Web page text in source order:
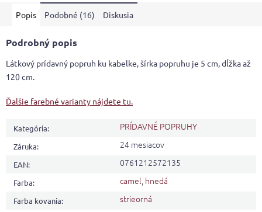
Popis Podobné (16) Diskusia
Podrobný popis
Látkový prídavný popruh ku kabelke, šírka popruhu je 5 cm, dĺžka až
120 cm.
Ďalšie farebné varianty nájdete tu.
Kategória: PRÍDAVNÉ POPRUHY
Záruka: 24 mesiacov
EAN: 0761212572135
Farba: camel, hnedá
Farba kovania: strieorná